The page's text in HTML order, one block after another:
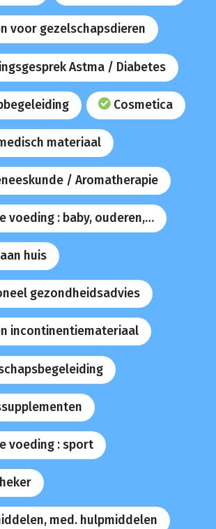
voor gezelschapsdieren
Astma / Diabetes
Cosmetica
materiaal
/ Aromatherapie
voeding : baby, ouderen,…
huis
gezondheidsadvies
incontinentiemateriaal
voeding : sport
med. hulpmiddelen